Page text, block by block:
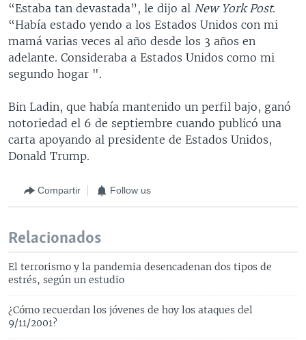
“Estaba tan devastada”, le dijo al New York Post.
“Había estado yendo a los Estados Unidos con mi
mamá varias veces al año desde los 3 años en
adelante. Consideraba a Estados Unidos como mi
segundo hogar ".
Bin Ladin, que había mantenido un perfil bajo, ganó
notoriedad el 6 de septiembre cuando publicó una
carta apoyando al presidente de Estados Unidos,
Donald Trump.
Compartir Follow us
Relacionados
El terrorismo y la pandemia desencadenan dos tipos de
estrés, según un estudio
¿Cómo recuerdan los jóvenes de hoy los ataques del
9/11/2001?